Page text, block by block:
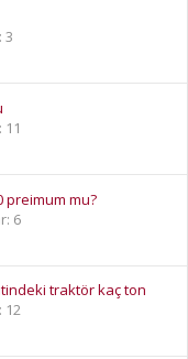
3
preimum mu?
6
traktör kaç ton
12